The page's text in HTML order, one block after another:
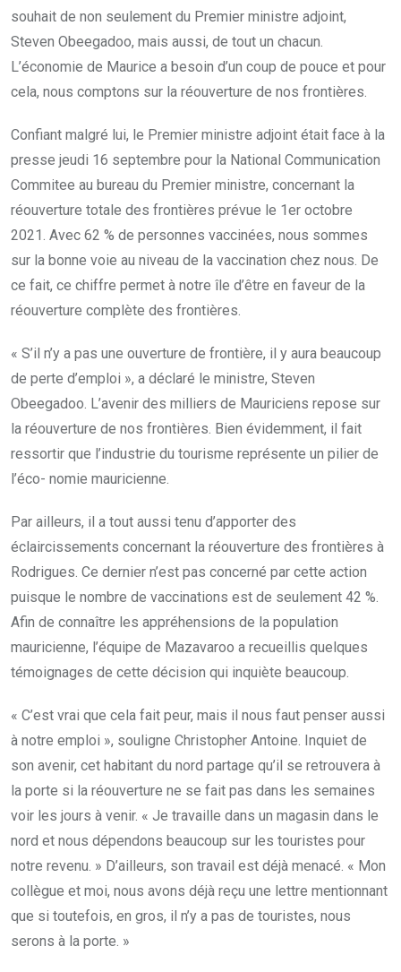
souhait de non seulement du Premier ministre adjoint,
Steven Obeegadoo, mais aussi, de tout un chacun.
L’économie de Maurice a besoin d’un coup de pouce et pour
cela, nous comptons sur la réouverture de nos frontières.
Confiant malgré lui, le Premier ministre adjoint était face à la
presse jeudi 16 septembre pour la National Communication
Commitee au bureau du Premier ministre, concernant la
réouverture totale des frontières prévue le 1er octobre
2021. Avec 62 % de personnes vaccinées, nous sommes
sur la bonne voie au niveau de la vaccination chez nous. De
ce fait, ce chiffre permet à notre île d’être en faveur de la
réouverture complète des frontières.
« S’il n’y a pas une ouverture de frontière, il y aura beaucoup
de perte d’emploi », a déclaré le ministre, Steven
Obeegadoo. L’avenir des milliers de Mauriciens repose sur
la réouverture de nos frontières. Bien évidemment, il fait
ressortir que l’industrie du tourisme représente un pilier de
l’éco- nomie mauricienne.
Par ailleurs, il a tout aussi tenu d’apporter des
éclaircissements concernant la réouverture des frontières à
Rodrigues. Ce dernier n’est pas concerné par cette action
puisque le nombre de vaccinations est de seulement 42 %.
Afin de connaître les appréhensions de la population
mauricienne, l’équipe de Mazavaroo a recueillis quelques
témoignages de cette décision qui inquiète beaucoup.
« C’est vrai que cela fait peur, mais il nous faut penser aussi
à notre emploi », souligne Christopher Antoine. Inquiet de
son avenir, cet habitant du nord partage qu’il se retrouvera à
la porte si la réouverture ne se fait pas dans les semaines
voir les jours à venir. « Je travaille dans un magasin dans le
nord et nous dépendons beaucoup sur les touristes pour
notre revenu. » D’ailleurs, son travail est déjà menacé. « Mon
collègue et moi, nous avons déjà reçu une lettre mentionnant
que si toutefois, en gros, il n’y a pas de touristes, nous
serons à la porte. »